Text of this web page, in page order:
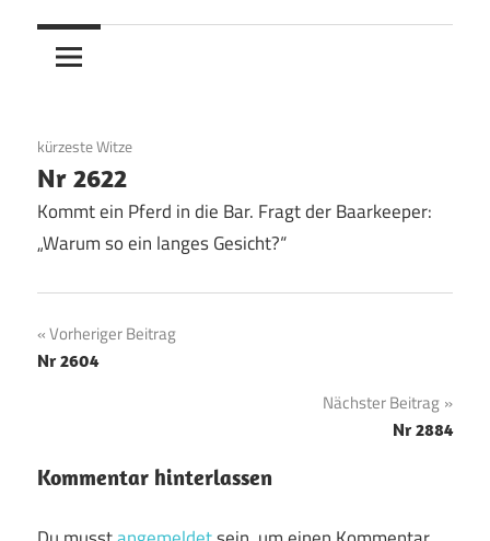
22. August 2017
kürzeste Witze
Nr 2622
Kommt ein Pferd in die Bar. Fragt der Baarkeeper:
„Warum so ein langes Gesicht?“
Beitragsnavigation
Vorheriger Beitrag
Nr 2604
Nächster Beitrag
Nr 2884
Kommentar hinterlassen